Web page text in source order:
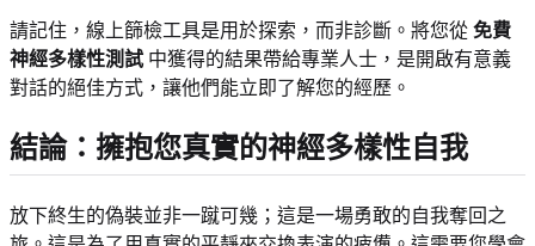
請記住，線上篩檢工具是用於探索，而非診斷。將您從 免費
神經多樣性測試 中獲得的結果帶給專業人士，是開啟有意義
對話的絕佳方式，讓他們能立即了解您的經歷。
結論：擁抱您真實的神經多樣性自我
放下終生的偽裝並非一蹴可幾；這是一場勇敢的自我奪回之